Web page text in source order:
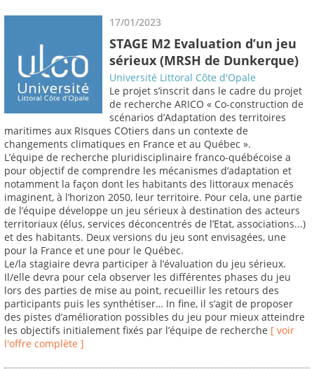
17/01/2023
STAGE M2 Evaluation d’un jeu
sérieux (MRSH de Dunkerque)
Université Littoral Côte d'Opale
Le projet s’inscrit dans le cadre du projet
de recherche ARICO « Co-construction de
scénarios d’Adaptation des territoires
maritimes aux RIsques COtiers dans un contexte de
changements climatiques en France et au Québec ».
L’équipe de recherche pluridisciplinaire franco-québécoise a
pour objectif de comprendre les mécanismes d’adaptation et
notamment la façon dont les habitants des littoraux menacés
imaginent, à l’horizon 2050, leur territoire. Pour cela, une partie
de l’équipe développe un jeu sérieux à destination des acteurs
territoriaux (élus, services déconcentrés de l’Etat, associations...)
et des habitants. Deux versions du jeu sont envisagées, une
pour la France et une pour le Québec.
Le/la stagiaire devra participer à l’évaluation du jeu sérieux.
Il/elle devra pour cela observer les différentes phases du jeu
lors des parties de mise au point, recueillir les retours des
participants puis les synthétiser… In fine, il s’agit de proposer
des pistes d’amélioration possibles du jeu pour mieux atteindre
les objectifs initialement fixés par l’équipe de recherche [ voir
l'offre complète ]